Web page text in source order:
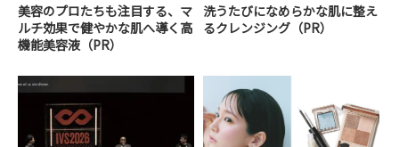
美容のプロたちも注目する、マ
ルチ効果で健やかな肌へ導く高
機能美容液（PR）
洗うたびになめらかな肌に整え
るクレンジング（PR）